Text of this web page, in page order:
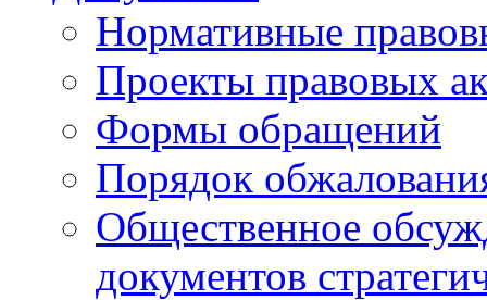
Нормативные
Проекты правовых
Формы обращений
Порядок
Общественное
документов